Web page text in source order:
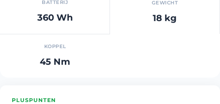
BATTERIJ
360 Wh
GEWICHT
18 kg
KOPPEL
45 Nm
PLUSPUNTEN